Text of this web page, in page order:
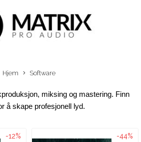
Hjem Software
miksing og mastering. Finn
å skape profesjonell lyd.
-12% -44%